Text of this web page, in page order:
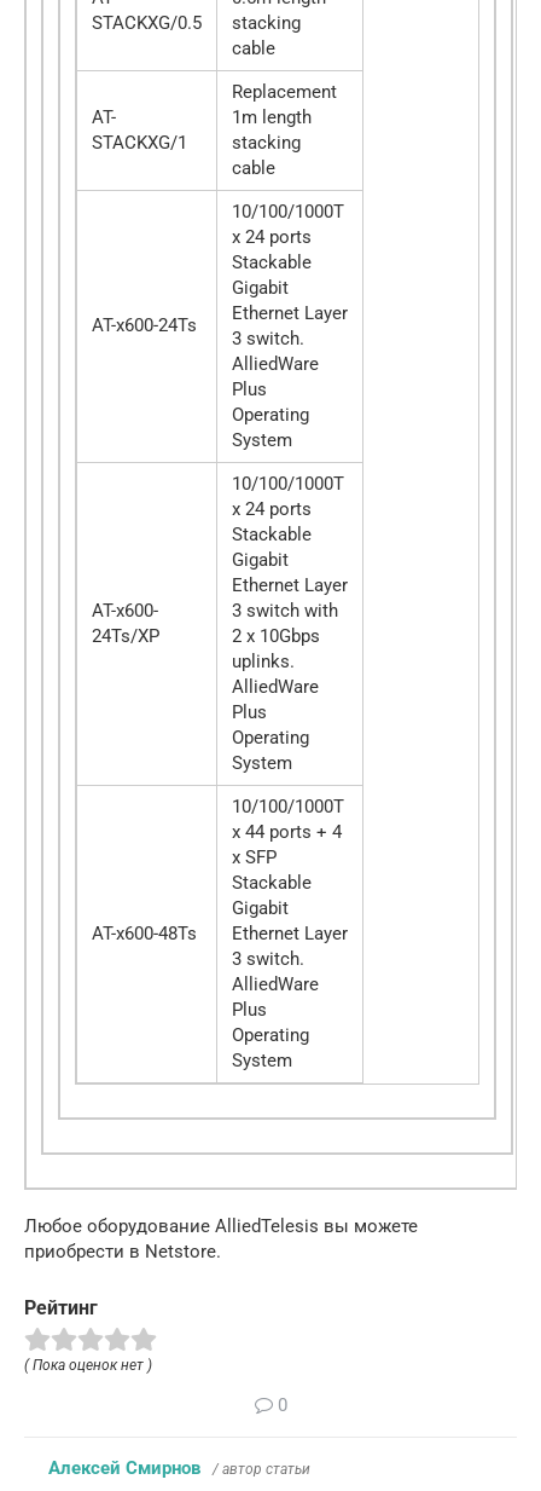
STACKXG/0.5
stacking
cable
AT-
STACKXG/1
Replacement
1m length
stacking
cable
AT-x600-24Ts
10/100/1000T
x 24 ports
Stackable
Gigabit
Ethernet Layer
3 switch.
AlliedWare
Plus
Operating
System
AT-x600-
24Ts/XP
10/100/1000T
x 24 ports
Stackable
Gigabit
Ethernet Layer
3 switch with
2 x 10Gbps
uplinks.
AlliedWare
Plus
Operating
System
AT-x600-48Ts
10/100/1000T
x 44 ports + 4
x SFP
Stackable
Gigabit
Ethernet Layer
3 switch.
AlliedWare
Plus
Operating
System
Любое оборудование AlliedTelesis вы можете
приобрести в Netstore.
Рейтинг
( Пока оценок нет )
0
Алексей Смирнов / автор статьи